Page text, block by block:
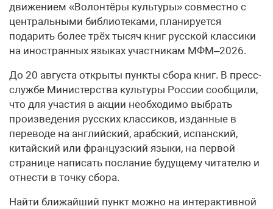
движением «Волонтёры культуры» совместно с
центральными библиотеками, планируется
подарить более трёх тысяч книг русской классики
на иностранных языках участникам МФМ–2026.
До 20 августа открыты пункты сбора книг. В пресс-
службе Министерства культуры России сообщили,
что для участия в акции необходимо выбрать
произведения русских классиков, изданные в
переводе на английский, арабский, испанский,
китайский или французский языки, на первой
странице написать послание будущему читателю и
отнести в точку сбора.
Найти ближайший пункт можно на интерактивной